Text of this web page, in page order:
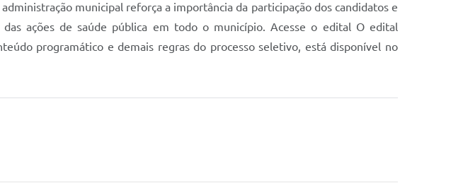
municipal reforça a importância da participação dos candidatos e
ações de saúde pública em todo o município. Acesse o edital O edital
programático e demais regras do processo seletivo, está disponível no